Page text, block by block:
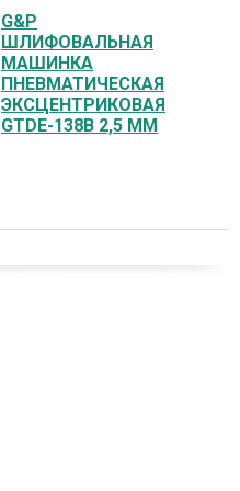
G&P
ШЛИФОВАЛЬНАЯ
МАШИНКА
ПНЕВМАТИЧЕСКАЯ
ЭКСЦЕНТРИКОВАЯ
GTDE-138B 2,5 ММ